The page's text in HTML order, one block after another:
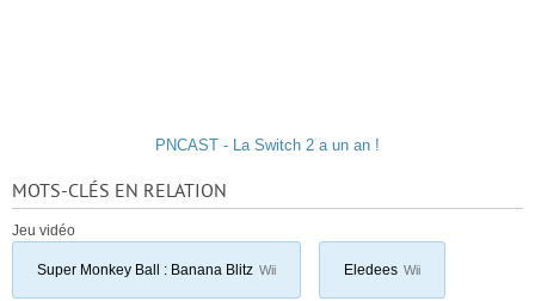
PNCAST - La Switch 2 a un an !
MOTS-CLÉS EN RELATION
Jeu vidéo
Super Monkey Ball : Banana Blitz Wii Eledees Wii